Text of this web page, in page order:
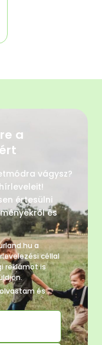
a
vágysz?
értesülni
és
a
céllal
reklámot is
és